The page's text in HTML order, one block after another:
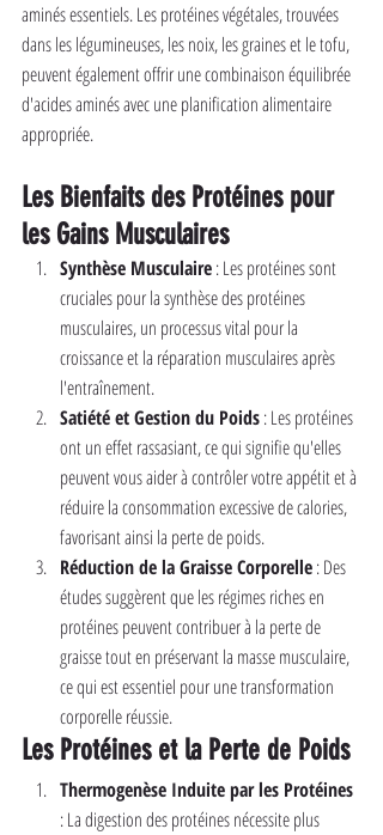
aminés essentiels. Les protéines végétales, trouvées
dans les légumineuses, les noix, les graines et le tofu,
peuvent également offrir une combinaison équilibrée
d'acides aminés avec une planification alimentaire
appropriée.
Les Bienfaits des Protéines pour
les Gains Musculaires
Synthèse Musculaire : Les protéines sont
cruciales pour la synthèse des protéines
musculaires, un processus vital pour la
croissance et la réparation musculaires après
l'entraînement.
Satiété et Gestion du Poids : Les protéines
ont un effet rassasiant, ce qui signifie qu'elles
peuvent vous aider à contrôler votre appétit et à
réduire la consommation excessive de calories,
favorisant ainsi la perte de poids.
Réduction de la Graisse Corporelle : Des
études suggèrent que les régimes riches en
protéines peuvent contribuer à la perte de
graisse tout en préservant la masse musculaire,
ce qui est essentiel pour une transformation
corporelle réussie.
Les Protéines et la Perte de Poids
Thermogenèse Induite par les Protéines
: La digestion des protéines nécessite plus